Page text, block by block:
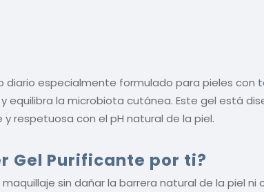
diario especialmente formulado para pieles con
y equilibra la microbiota cutánea. Este gel está
respetuosa con el pH natural de la piel.
Gel Purificante por ti?
sin dañar la barrera natural de la piel ni